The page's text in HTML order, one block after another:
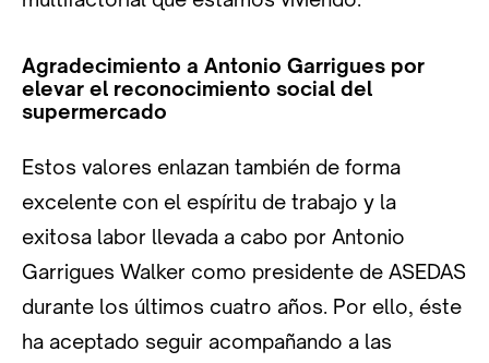
Agradecimiento a Antonio Garrigues por
elevar el reconocimiento social del
supermercado
Estos valores enlazan también de forma
excelente con el espíritu de trabajo y la
exitosa labor llevada a cabo por Antonio
Garrigues Walker como presidente de ASEDAS
durante los últimos cuatro años. Por ello, éste
ha aceptado seguir acompañando a las